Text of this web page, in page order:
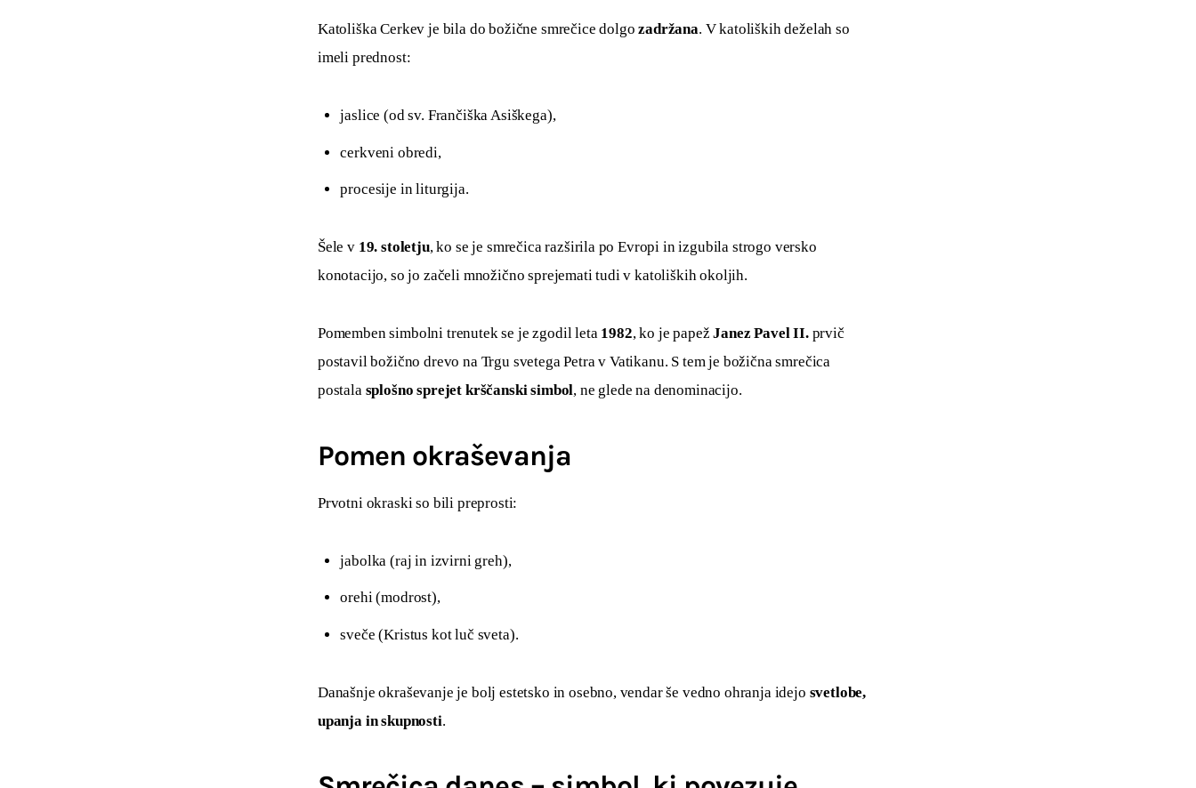
Katoliška Cerkev je bila do božične smrečice dolgo zadržana. V katoliških deželah so
imeli prednost:
jaslice (od sv. Frančiška Asiškega),
cerkveni obredi,
procesije in liturgija.
Šele v 19. stoletju, ko se je smrečica razširila po Evropi in izgubila strogo versko
konotacijo, so jo začeli množično sprejemati tudi v katoliških okoljih.
Pomemben simbolni trenutek se je zgodil leta 1982, ko je papež Janez Pavel II. prvič
postavil božično drevo na Trgu svetega Petra v Vatikanu. S tem je božična smrečica
postala splošno sprejet krščanski simbol, ne glede na denominacijo.
Pomen okraševanja
Prvotni okraski so bili preprosti:
jabolka (raj in izvirni greh),
orehi (modrost),
sveče (Kristus kot luč sveta).
Današnje okraševanje je bolj estetsko in osebno, vendar še vedno ohranja idejo svetlobe,
upanja in skupnosti.